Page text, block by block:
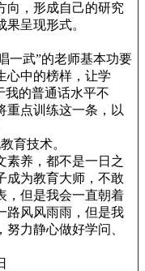
向，形成自己的研究
呈现形式。
一武”的老师基本功要
心中的榜样，让学
我的普通话水平不
重点训练这一条，以
育技术。
养，都不是一日之
成为教育大师，不敢
，但是我会一直朝着
路风风雨雨，但是我
力静心做好学问、